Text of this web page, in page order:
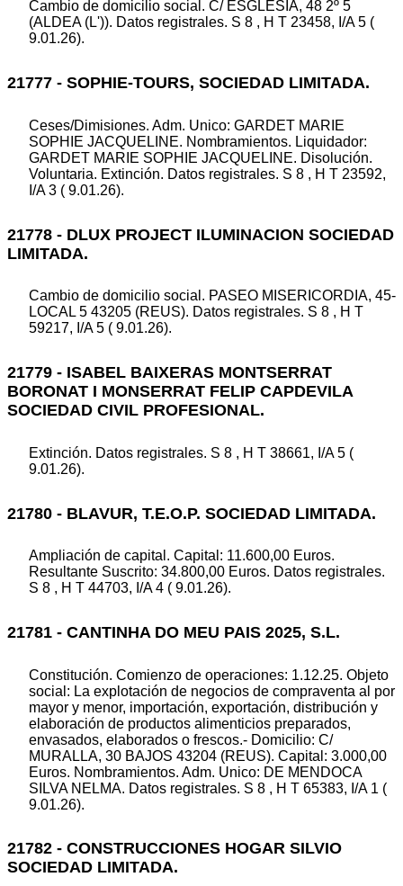
Cambio de domicilio social. C/ ESGLESIA, 48 2º 5
(ALDEA (L')). Datos registrales. S 8 , H T 23458, I/A 5 (
9.01.26).
21777 - SOPHIE-TOURS, SOCIEDAD LIMITADA.
Ceses/Dimisiones. Adm. Unico: GARDET MARIE
SOPHIE JACQUELINE. Nombramientos. Liquidador:
GARDET MARIE SOPHIE JACQUELINE. Disolución.
Voluntaria. Extinción. Datos registrales. S 8 , H T 23592,
I/A 3 ( 9.01.26).
21778 - DLUX PROJECT ILUMINACION SOCIEDAD
LIMITADA.
Cambio de domicilio social. PASEO MISERICORDIA, 45-
LOCAL 5 43205 (REUS). Datos registrales. S 8 , H T
59217, I/A 5 ( 9.01.26).
21779 - ISABEL BAIXERAS MONTSERRAT
BORONAT I MONSERRAT FELIP CAPDEVILA
SOCIEDAD CIVIL PROFESIONAL.
Extinción. Datos registrales. S 8 , H T 38661, I/A 5 (
9.01.26).
21780 - BLAVUR, T.E.O.P. SOCIEDAD LIMITADA.
Ampliación de capital. Capital: 11.600,00 Euros.
Resultante Suscrito: 34.800,00 Euros. Datos registrales.
S 8 , H T 44703, I/A 4 ( 9.01.26).
21781 - CANTINHA DO MEU PAIS 2025, S.L.
Constitución. Comienzo de operaciones: 1.12.25. Objeto
social: La explotación de negocios de compraventa al por
mayor y menor, importación, exportación, distribución y
elaboración de productos alimenticios preparados,
envasados, elaborados o frescos.- Domicilio: C/
MURALLA, 30 BAJOS 43204 (REUS). Capital: 3.000,00
Euros. Nombramientos. Adm. Unico: DE MENDOCA
SILVA NELMA. Datos registrales. S 8 , H T 65383, I/A 1 (
9.01.26).
21782 - CONSTRUCCIONES HOGAR SILVIO
SOCIEDAD LIMITADA.